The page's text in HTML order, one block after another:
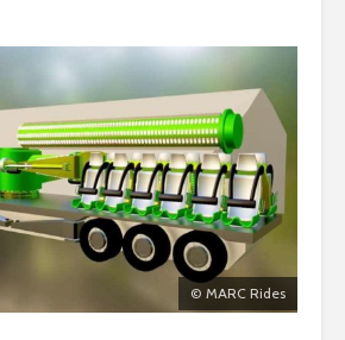
© MARC Rides